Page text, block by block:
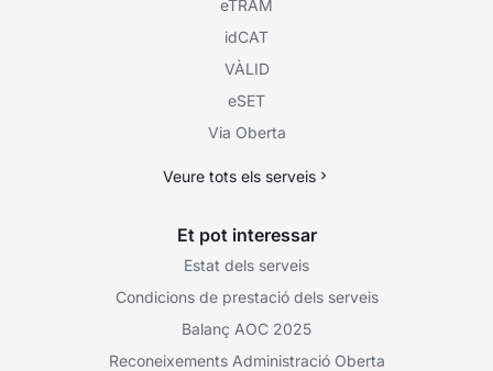
eTRAM
idCAT
VÀLID
eSET
Via Oberta
Veure tots els serveis
Et pot interessar
Estat dels serveis
Condicions de prestació dels serveis
Balanç AOC 2025
Reconeixements Administració Oberta